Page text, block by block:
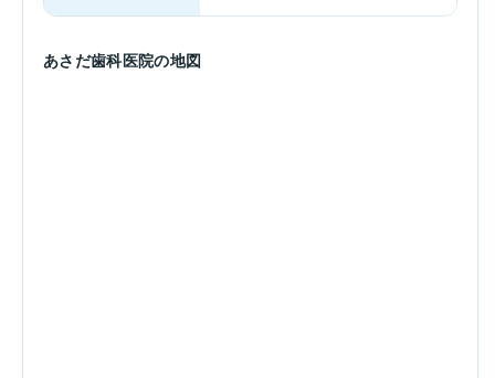
あさだ歯科医院の地図